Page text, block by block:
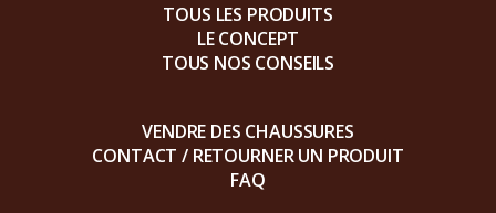
TOUS LES PRODUITS
LE CONCEPT
TOUS NOS CONSEILS
VENDRE DES CHAUSSURES
CONTACT / RETOURNER UN PRODUIT
FAQ